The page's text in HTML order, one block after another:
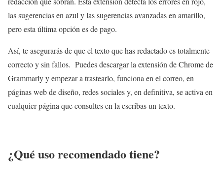
las sugerencias en azul y las sugerencias avanzadas en amarillo,
pero esta última opción es de pago.
Así, te asegurarás de que el texto que has redactado es totalmente
correcto y sin fallos. Puedes descargar la extensión de Chrome de
Grammarly y empezar a trastearlo, funciona en el correo, en
páginas web de diseño, redes sociales y, en definitiva, se activa en
cualquier página que consultes en la escribas un texto.
¿Qué uso recomendado tiene?